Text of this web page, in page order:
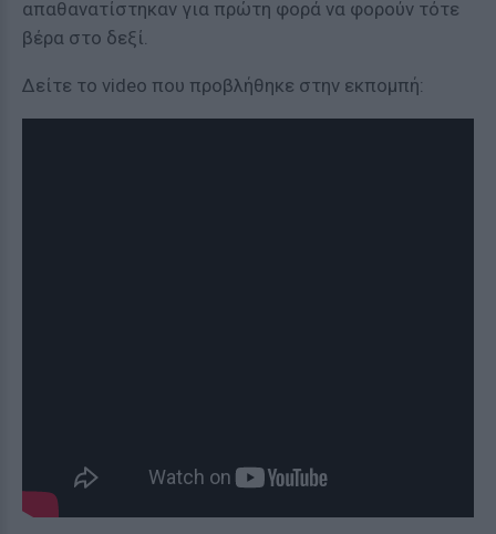
απαθανατίστηκαν για πρώτη φορά να φορούν τότε
βέρα στο δεξί.
Δείτε το video που προβλήθηκε στην εκπομπή: